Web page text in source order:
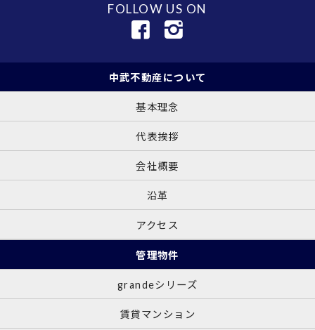
FOLLOW US ON
中武不動産について
基本理念
代表挨拶
会社概要
沿革
アクセス
管理物件
grandeシリーズ
賃貸マンション